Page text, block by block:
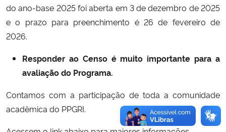
do ano-base 2025 foi aberta em 3 de dezembro de 2025
e o prazo para preenchimento é 26 de fevereiro de
2026.
Responder ao Censo é muito importante para a
avaliação do Programa.
Contamos com a participação de toda a comunidade
acadêmica do PPGRI.